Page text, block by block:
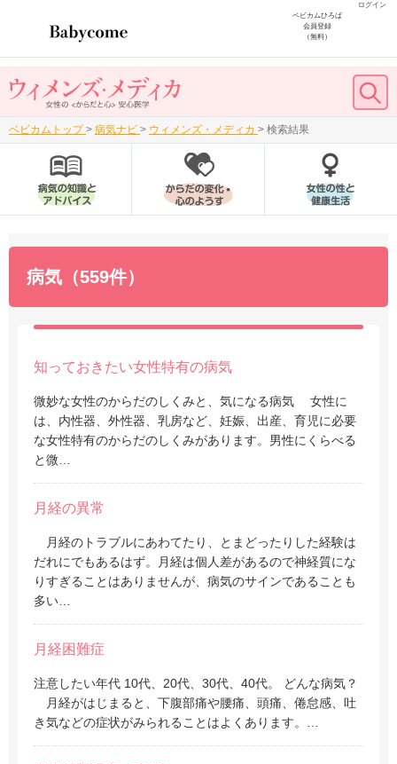
ログイン
ベビカムひろば
会員登録
（無料）
ベビカムトップ > 病気ナビ > ウィメンズ・メディカ > 検索結果
病気（559件）
知っておきたい女性特有の病気
微妙な女性のからだのしくみと、気になる病気 女性に
は、内性器、外性器、乳房など、妊娠、出産、育児に必要
な女性特有のからだのしくみがあります。男性にくらべる
と微…
月経の異常
月経のトラブルにあわてたり、とまどったりした経験は
だれにでもあるはず。月経は個人差があるので神経質にな
りすぎることはありませんが、病気のサインであることも
多い…
月経困難症
注意したい年代 10代、20代、30代、40代。 どんな病気？
月経がはじまると、下腹部痛や腰痛、頭痛、倦怠感、吐
き気などの症状がみられることはよくあります。…